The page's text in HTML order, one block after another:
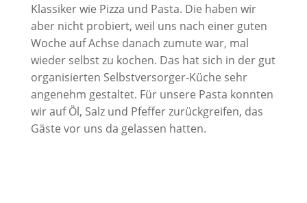
Klassiker wie Pizza und Pasta. Die haben wir
aber nicht probiert, weil uns nach einer guten
Woche auf Achse danach zumute war, mal
wieder selbst zu kochen. Das hat sich in der gut
organisierten Selbstversorger-Küche sehr
angenehm gestaltet. Für unsere Pasta konnten
wir auf Öl, Salz und Pfeffer zurückgreifen, das
Gäste vor uns da gelassen hatten.